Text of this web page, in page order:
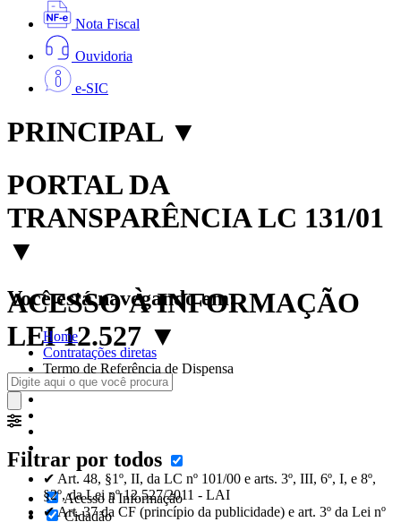
Nota Fiscal
Ouvidoria
e-SIC
PRINCIPAL ▼
PORTAL DA
TRANSPARÊNCIA LC 131/01
▼
ACESSO À INFORMAÇÃO
LEI 12.527 ▼
Filtrar por todos
Acesso à Informação
Cidadão
Você está navegando em:
Home
Contratações diretas
Termo de Referência de Dispensa
✔ Art. 48, §1º, II, da LC nº 101/00 e arts. 3º, III, 6º, I, e 8º,
§2º, da Lei nº 12.527/2011 - LAI
✔ Art. 37 da CF (princípio da publicidade) e art. 3º da Lei nº